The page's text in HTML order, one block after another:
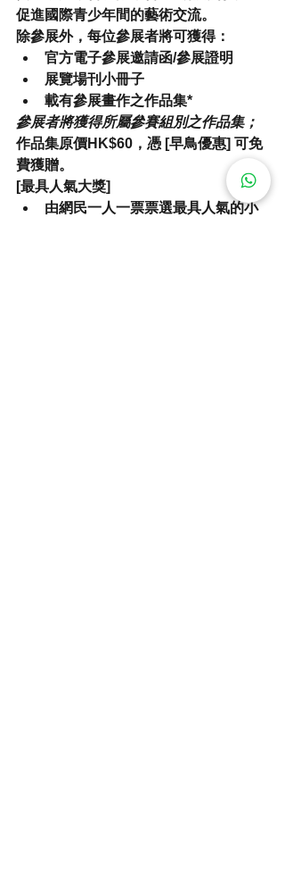
促進國際青少年間的藝術交流。
除參展外，每位參展者將可獲得：
官方電子參展邀請函/參展證明
展覽場刊小冊子
載有參展畫作之作品集*
參展者將獲得所屬參賽組別之作品集；
作品集原價HK$60，憑 [早鳥優惠] 可免
費獲贈。
[最具人氣大獎]
由網民一人一票票選最具人氣的小